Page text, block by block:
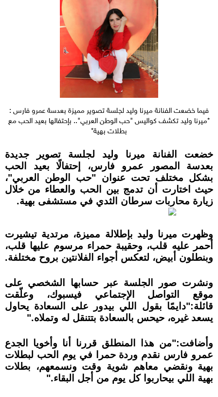
فيما خضعت الفنانة ميرنا وليد لجلسة تصوير مميزة بعدسة عمرو فارس :
*ميرنا وليد تكشف كواليس "حب الوطن العربي".. بإحتفالها بعيد الحب مع
بطلات بهية*
خضعت الفنانة ميرنا وليد لجلسة تصوير جديدة
بعدسة المصور عمرو فارس، إحتفالًا بعيد الحب
بشكل مختلف تحت عنوان "حب الوطن العربي"،
حيث اختارت أن تدمج بين الحب والعطاء من خلال
زيارة محاربات سرطان الثدي في مستشفى بهية.
وظهرت ميرنا وليد بإطلالة مميزة، مرتدية تيشيرت
أحمر عليه قلب، وحقيبة حمراء مرسوم عليها قلب،
وبنطلون أبيض، لتعكس أجواء الفلانتين بروح مختلفة.
ونشرت صور الجلسة عبر حسابها الشخصي على
موقع التواصل الإجتماعي فيسبوك، وعلّقت
قائلة:"دايمًا بقول اللي بيدور على السعادة يحاول
يسعد غيره، حيحس بالسعادة بتتنقل له وتملاه."
وأضافت:"من هذا المنطلق قررنا أنا وأخويا الجدع
عمرو فارس نقدم وردة حمرا في يوم الحب لبطلات
بهية ونقضي معاهم شوية وقت ونسمعهم، بطلات
بهية اللي بيحاربوا كل يوم من أجل البقاء."